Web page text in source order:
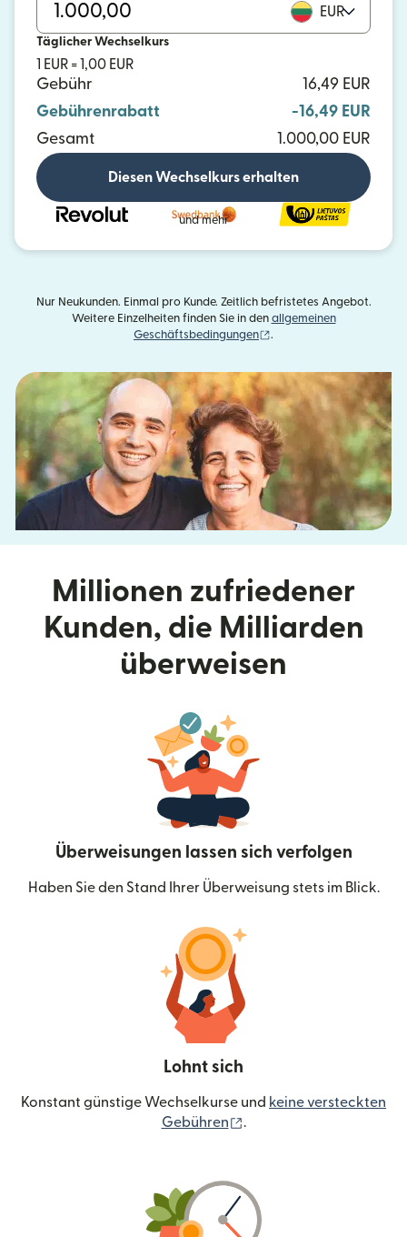
EUR
Täglicher Wechselkurs
1 EUR = 1,00 EUR
Gebühr
16,49 EUR
Gebührenrabatt
-16,49 EUR
Gesamt
1.000,00 EUR
Diesen Wechselkurs erhalten
und mehr
Nur Neukunden. Einmal pro Kunde. Zeitlich befristetes Angebot.
Weitere Einzelheiten finden Sie in den allgemeinen
Geschäftsbedingungen
.
Millionen zufriedener
Kunden, die Milliarden
überweisen
Überweisungen lassen sich verfolgen
Haben Sie den Stand Ihrer Überweisung stets im Blick.
Lohnt sich
Konstant günstige Wechselkurse und keine versteckten
Gebühren
.